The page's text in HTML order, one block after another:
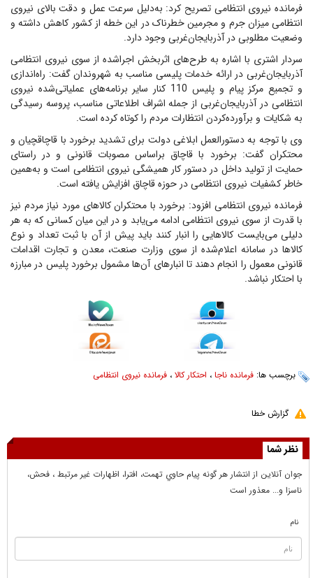
فرمانده نیروی انتظامی تصریح کرد: به‌دلیل سرعت عمل و دقت بالای نیروی
انتظامی میزان جرم و مجرمین خطرناک در این خطه از کشور کاهش داشته و
وضعیت مطلوبی در آذربایجان‌غربی وجود دارد.
سردار اشتری با اشاره به طرح‌های اثربخش اجراشده از سوی نیروی انتظامی
آذربایجان‌غربی در ارائه خدمات پلیسی مناسب به شهروندان گفت: راه‌اندازی
و تجمیع مرکز پیام و پلیس 110 کنار سایر برنامه‌های عملیاتی‌شده نیروی
انتظامی در آذربایجان‌غربی از جمله اشراف اطلاعاتی مناسب، پروسه رسیدگی
به شکایات و برآورده‌کردن انتظارات مردم را کوتاه کرده است.
وی با توجه به دستورالعمل ابلاغی دولت برای تشدید برخورد با قاچاقچیان و
محتکران گفت: برخورد با قاچاق براساس مصوبات قانونی و در راستای
حمایت از تولید داخل در دستور کار همیشگی نیروی انتظامی است و به‌همین
خاطر کشفیات نیروی انتظامی در حوزه قاچاق افزایش یافته است.
فرمانده نیروی انتظامی افزود: برخورد با محتکران کالاهای مورد نیاز مردم نیز
با قدرت از سوی نیروی انتظامی ادامه می‌یابد و در این میان کسانی که به هر
دلیلی می‌بایست کالاهایی را انبار کنند باید پیش از آن با ثبت تعداد و نوع
کالاها در سامانه اعلام‌شده از سوی وزارت صنعت، معدن و تجارت اقدامات
قانونی معمول را انجام دهند تا انبارهای آن‌ها مشمول برخورد پلیس در مبارزه
با احتکار نباشد.
برچسب ها: فرمانده ناجا ، احتکار کالا ، فرمانده نیروی انتظامی
گزارش خطا
نظر شما
جوان آنلاين از انتشار هر گونه پيام حاوي تهمت، افترا، اظهارات غير مرتبط ، فحش،
ناسزا و... معذور است
نام